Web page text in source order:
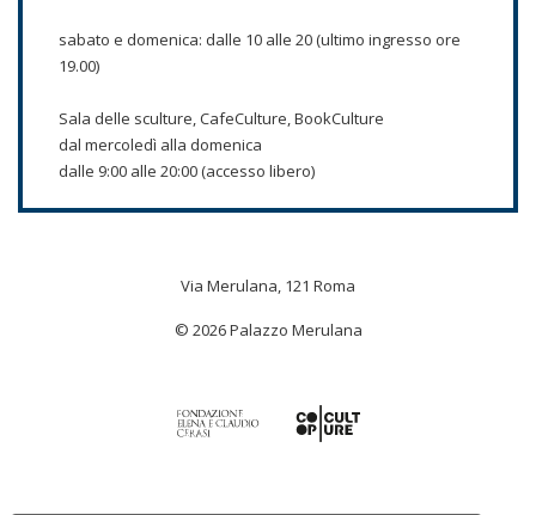
sabato e domenica: dalle 10 alle 20 (ultimo ingresso ore
19.00)
Sala delle sculture, CafeCulture, BookCulture
dal mercoledì alla domenica
dalle 9:00 alle 20:00 (accesso libero)
Via Merulana, 121 Roma
© 2026 Palazzo Merulana